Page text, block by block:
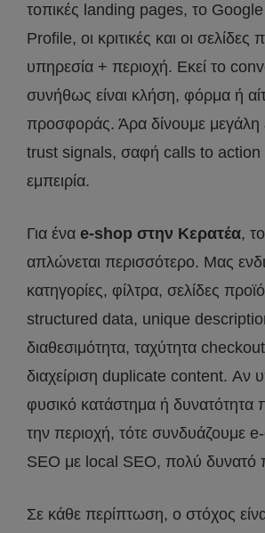
τοπικές landing pages, το
Profile, οι κριτικές και οι
υπηρεσία + περιοχή. Εκεί το
συνήθως είναι κλήση, φόρμα ή
προσφοράς. Άρα δίνουμε
trust signals, σαφή calls to action
εμπειρία.
Για ένα e-shop στην Κερατέα,
απλώνεται περισσότερο. Μας
κατηγορίες, φίλτρα, σελίδες
structured data, unique
διαθεσιμότητα, ταχύτητα
διαχείριση duplicate content. Αν
φυσικό κατάστημα ή
την περιοχή, τότε συνδυάζουμε
SEO με local SEO, πολύ δυνατό
Σε κάθε περίπτωση, ο στόχος